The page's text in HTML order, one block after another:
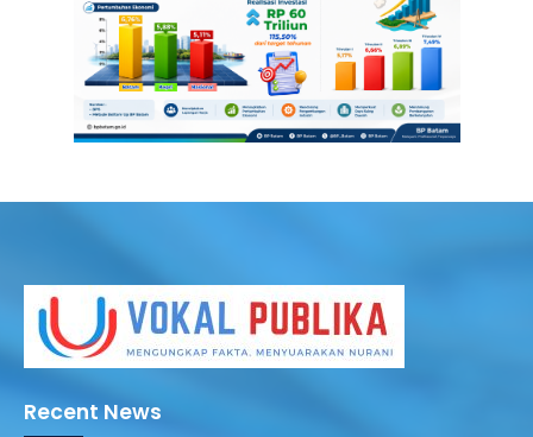
Recent News